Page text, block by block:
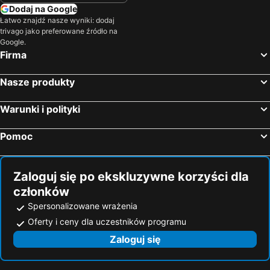
Legionowo, Mazowieckie Hotele
Radziejowice, Mazowieckie Hotele
Siedlce, Mazowieckie Hotele
Zakopane, Małopolskie Hotele
Kraków, Małopolskie Hotele
Międzyzdroje, zachodniopomorskie Hotele
Sopot, Pomorskie Hotele
Dodaj na Google
Łatwo znajdź nasze wyniki: dodaj
trivago jako preferowane źródło na
Google.
Firma
Nasze produkty
Warunki i polityki
Pomoc
Zaloguj się po ekskluzywne korzyści dla
członków
Spersonalizowane wrażenia
Oferty i ceny dla uczestników programu
Zaloguj się